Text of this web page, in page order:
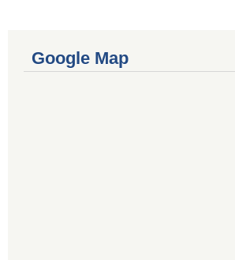
Google Map